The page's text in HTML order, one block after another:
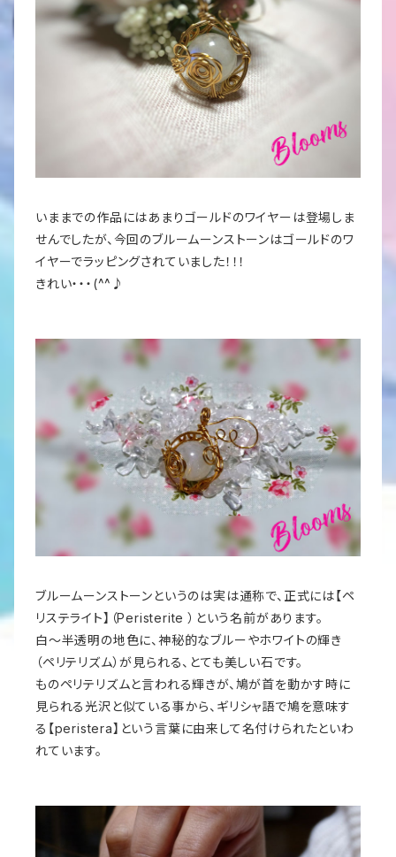
いままでの作品にはあまりゴールドのワイヤーは登場しま
せんでしたが、今回のブルームーンストーンはゴールドのワ
イヤーでラッピングされていました！！！
きれい・・・(^^♪
ブルームーンストーンというのは実は通称で、正式には【ペ
リステライト】（Peristerite ）という名前があります。
白～半透明の地色に、神秘的なブルーやホワイトの輝き
（ペリテリズム）が見られる、とても美しい石です。
ものペリテリズムと言われる輝きが、鳩が首を動かす時に
見られる光沢と似ている事から、ギリシャ語で鳩を意味す
る【peristera】という言葉に由来して名付けられたといわ
れています。